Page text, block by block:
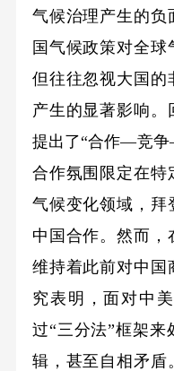
气候治理产生的负
国气候政策对全球
但往往忽视大国的
产生的显著影响。
提出了“合作—竞争
合作氛围限定在特
气候变化领域，拜
中国合作。然而，
维持着此前对中国
究表明，面对中
过“三分法”框架
辑，甚至自相矛盾